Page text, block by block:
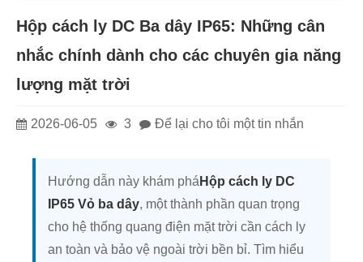
Hộp cách ly DC Ba dây IP65: Những cân
nhắc chính dành cho các chuyên gia năng
lượng mặt trời
2026-06-05 3 Để lại cho tôi một tin nhắn
Hướng dẫn này khám phá Hộp cách ly DC
IP65 Vỏ ba dây, một thành phần quan trọng
cho hệ thống quang điện mặt trời cần cách ly
an toàn và bảo vệ ngoài trời bền bỉ. Tìm hiểu